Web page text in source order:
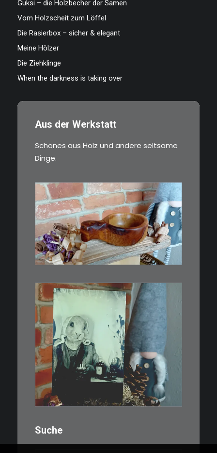
Guksi – die Holzbecher der Samen
Vom Holzscheit zum Löffel
Die Rasierbox – sicher & elegant
Meine Hölzer
Die Ziehklinge
When the darkness is taking over
Aus der Werkstatt
Schönes aus Holz und andere seltsame
Dinge.
€15,00
Ein Holzbecher im Wikinger-Stil.
Inspiriert…
€3,00
Limitierte Auflage. Original:
Abzug von…
Suche